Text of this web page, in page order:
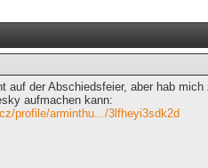
auf der Abschiedsfeier, aber hab
aufmachen kann:
profile/arminthu.../3lfheyi3sdk2d